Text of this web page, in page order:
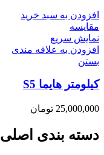
افزودن به سبد خرید
مقایسه
نمایش سریع
افزودن به علاقه مندی
بستن
کیلومتر هایما S5
25,000,000 تومان
دسته بندی اصلی